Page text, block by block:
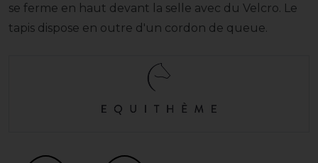
se ferme en haut devant la selle avec du Velcro. Le
tapis dispose en outre d'un cordon de queue.